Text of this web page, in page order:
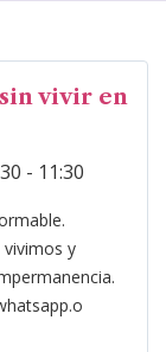
vivir en
- 11:30
y